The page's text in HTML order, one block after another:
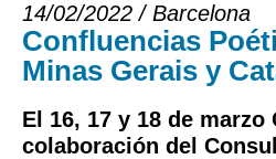
14/02/2022 / Barcelona
Confluencias
Minas Gerais y
El 16, 17 y 18 de
colaboración del